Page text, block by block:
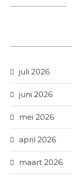
juli 2026
juni 2026
mei 2026
april 2026
maart 2026